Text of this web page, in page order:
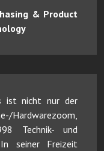
& Product
ist nicht nur der
Hardwarezoom,
Technik- und
In seiner Freizeit